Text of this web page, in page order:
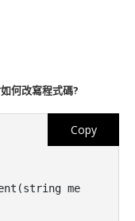
何改寫程式碼?
Copy